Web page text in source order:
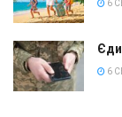
6
6